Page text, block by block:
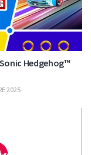
Hedgehog™
2025